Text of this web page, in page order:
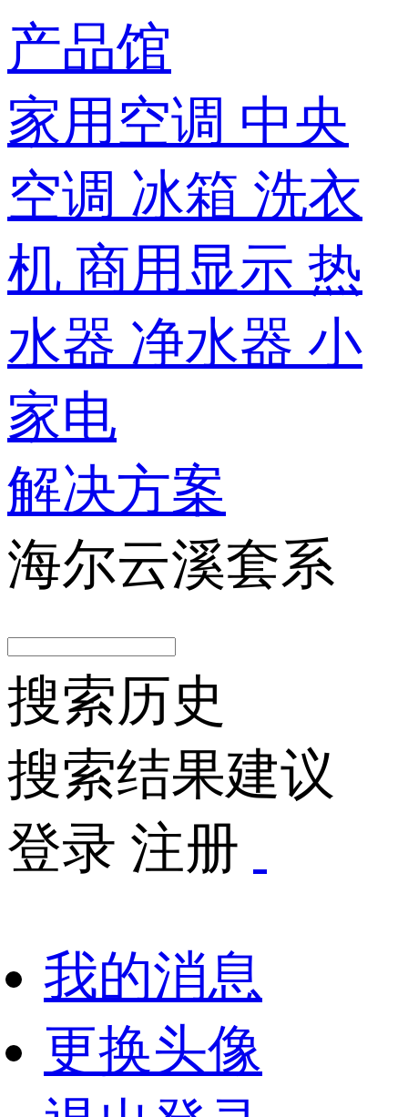
产品馆
家用空调 中央
空调 冰箱 洗衣
机 商用显示 热
水器 净水器 小
家电
解决方案
海尔云溪套系
搜索历史
搜索结果建议
登录 注册
我的消息
更换头像